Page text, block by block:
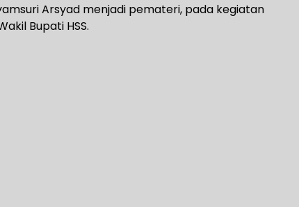
Arsyad menjadi pemateri, pada kegiatan
Bupati HSS.